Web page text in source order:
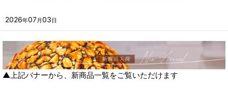
2026年07月03日
▲上記バナーから、新商品一覧をご覧いただけます